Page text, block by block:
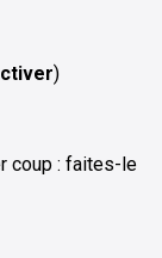
)
coup : faites-le